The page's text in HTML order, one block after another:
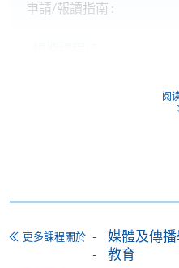
申請/報讀指南 :
交下期學費的學員，提供
網上支付可通過「繳費靈
阅
更多課程關於
媒體及傳
教育